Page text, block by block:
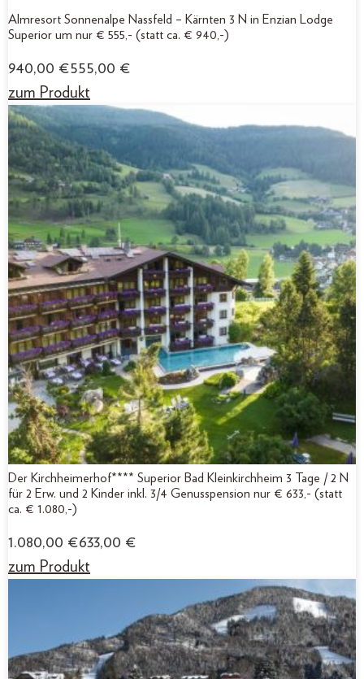
Almresort Sonnenalpe Nassfeld – Kärnten 3 N in Enzian Lodge
Superior um nur € 555,- (statt ca. € 940,-)
940,00 €555,00 €
zum Produkt
Der Kirchheimerhof**** Superior Bad Kleinkirchheim 3 Tage / 2 N
für 2 Erw. und 2 Kinder inkl. 3/4 Genusspension nur € 633,- (statt
ca. € 1.080,-)
1.080,00 €633,00 €
zum Produkt